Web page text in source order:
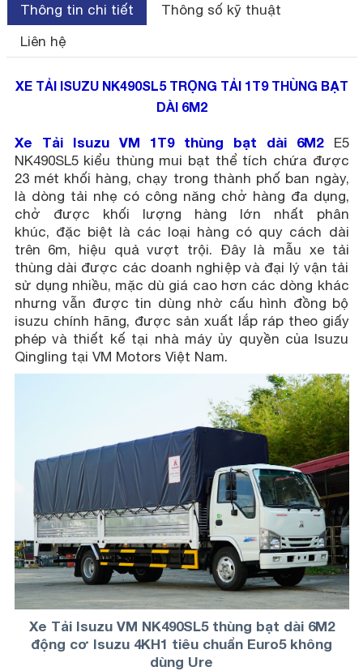
Thông tin chi tiết
Thông số kỹ thuật
Liên hệ
XE TẢI ISUZU NK490SL5 TRỌNG TẢI 1T9 THÙNG BẠT
DÀI 6M2
Xe Tải Isuzu VM 1T9 thùng bạt dài 6M2E5
NK490SL5 kiểu thùng mui bạt thể tích chứa được
23 mét khối hàng, chạy trong thành phố ban ngày,
là dòng tải nhẹ có công năng chở hàng đa dụng,
chở được khối lượng hàng lớn nhất phân
khúc, đặc biệt là các loại hàng có quy cách dài
trên 6m, hiệu quả vượt trội. Đây là mẫu xe tải
thùng dài được các doanh nghiệp và đại lý vận tải
sử dụng nhiều, mặc dù giá cao hơn các dòng khác
nhưng vẫn được tin dùng nhờ cấu hình đồng bộ
isuzu chính hãng, được sản xuất lắp ráp theo giấy
phép và thiết kế tại nhà máy ủy quyền của Isuzu
Qingling tại VM Motors Việt Nam.
Xe Tải Isuzu VM NK490SL5 thùng bạt dài 6M2
động cơ Isuzu 4KH1 tiêu chuẩn Euro5 không
dùng Ure